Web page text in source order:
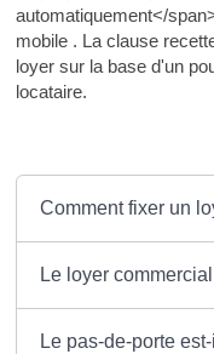
automatiquement</
mobile . La clause
loyer sur la base d'un
locataire.
Comment fixer un
Le loyer
Le pas-de-porte